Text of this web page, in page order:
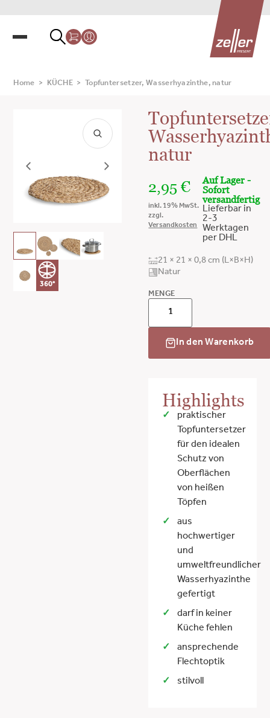
Home > KÜCHE > Topfuntersetzer, Wasserhyazinthe, natur
360°
natur
2,95€
inkl. 19% MwSt.
zzgl.
Versandkosten
Auf Lager -
Sofort
versandfertig
Lieferbar in
2-3
Werktagen
per DHL
21 × 21 × 0,8 cm (L×B×H)
Natur
MENGE
In den Warenkorb
Highlights
praktischer
Topfuntersetzer
für den idealen
Schutz von
Oberflächen
von heißen
Töpfen
aus
hochwertiger
und
umweltfreundlicher
Wasserhyazinthe
gefertigt
darf in keiner
Küche fehlen
ansprechende
Flechtoptik
stilvoll